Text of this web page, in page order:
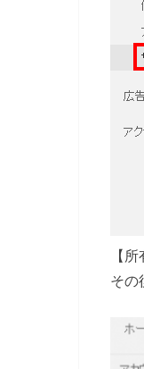
【
その